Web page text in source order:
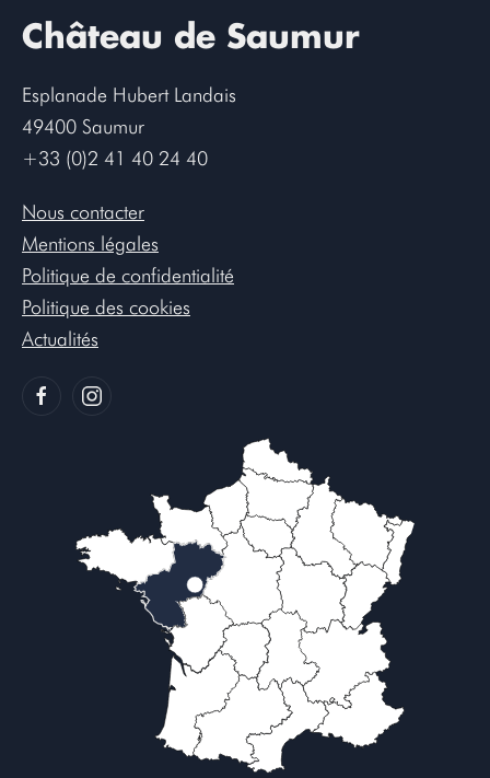
Château de Saumur
Esplanade Hubert Landais
49400 Saumur
+33 (0)2 41 40 24 40
Nous contacter
Mentions légales
Politique de confidentialité
Politique des cookies
Actualités